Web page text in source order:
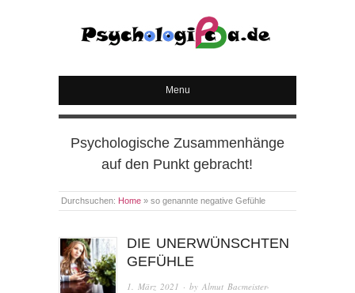
PSYCHOLOGICA
Menu
Psychologische Zusammenhänge
auf den Punkt gebracht!
Durchsuchen: Home » so genannte negative Gefühle
DIE UNERWÜNSCHTEN
GEFÜHLE
1. März 2021 · byAlmut Bacmeister-